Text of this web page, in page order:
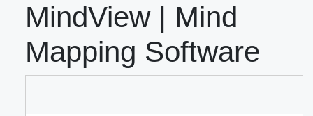
MindView | Mind
Mapping Software